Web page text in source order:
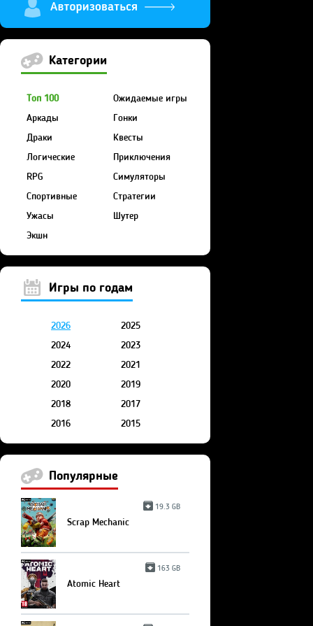
Категории
Топ 100
Ожидаемые игры
Аркады
Гонки
Драки
Квесты
Логические
Приключения
RPG
Симуляторы
Спортивные
Стратегии
Ужасы
Шутер
Экшн
Игры по годам
2026
2025
2024
2023
2022
2021
2020
2019
2018
2017
2016
2015
Популярные
19.3 GB
Scrap Mechanic
163 GB
Atomic Heart